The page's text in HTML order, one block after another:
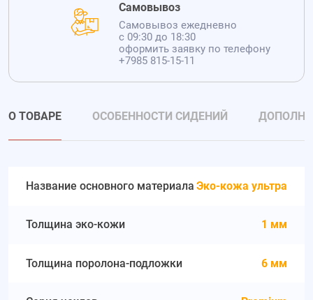
Самовывоз
Самовывоз ежедневно
с 09:30 до 18:30
оформить заявку по телефону
+7985 815-15-11
О ТОВАРЕ ОСОБЕННОСТИ СИДЕНИЙ
Название основного материала Эко-кожа ультра
Толщина эко-кожи 1 мм
Толщина поролона-подложки 6 мм